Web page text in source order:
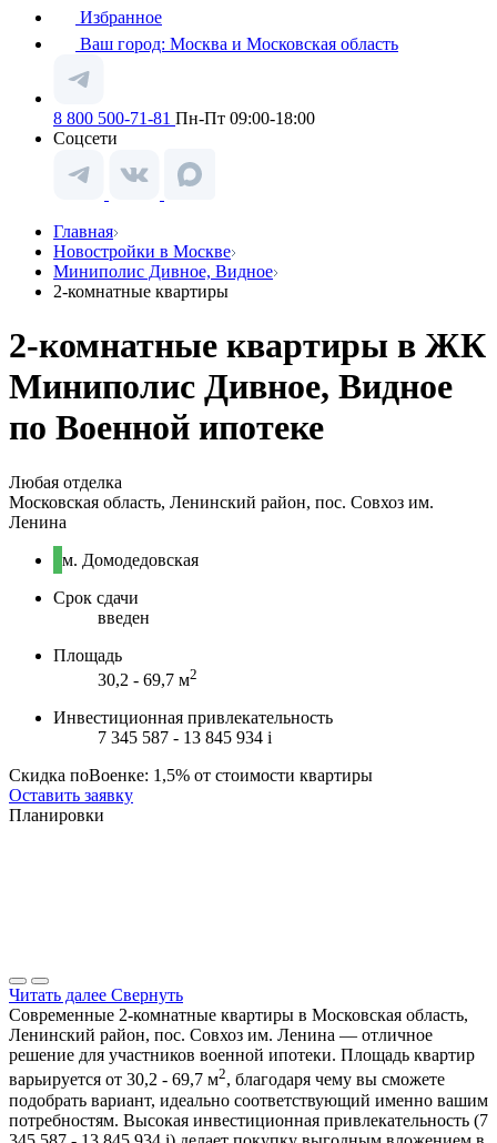
Избранное
Ваш город: Москва и Московская область
8 800 500-71-81 Пн-Пт 09:00-18:00
Соцсети
Главная
Новостройки в Москве
Миниполис Дивное, Видное
2-комнатные квартиры
2-комнатные квартиры в ЖК
Миниполис Дивное, Видное
по Военной ипотеке
Любая отделка
Московская область, Ленинский район, пос. Совхоз им.
Ленина
м. Домодедовская
Срок сдачи
введен
Площадь
30,2 - 69,7 м2
Инвестиционная привлекательность
7 345 587 - 13 845 934 i
Скидка поВоенке: 1,5% от стоимости квартиры
Оставить заявку
Планировки
Читать далее Свернуть
Современные 2-комнатные квартиры в Московская область,
Ленинский район, пос. Совхоз им. Ленина — отличное
решение для участников военной ипотеки. Площадь квартир
варьируется от 30,2 - 69,7 м2, благодаря чему вы сможете
подобрать вариант, идеально соответствующий именно вашим
потребностям. Высокая инвестиционная привлекательность (7